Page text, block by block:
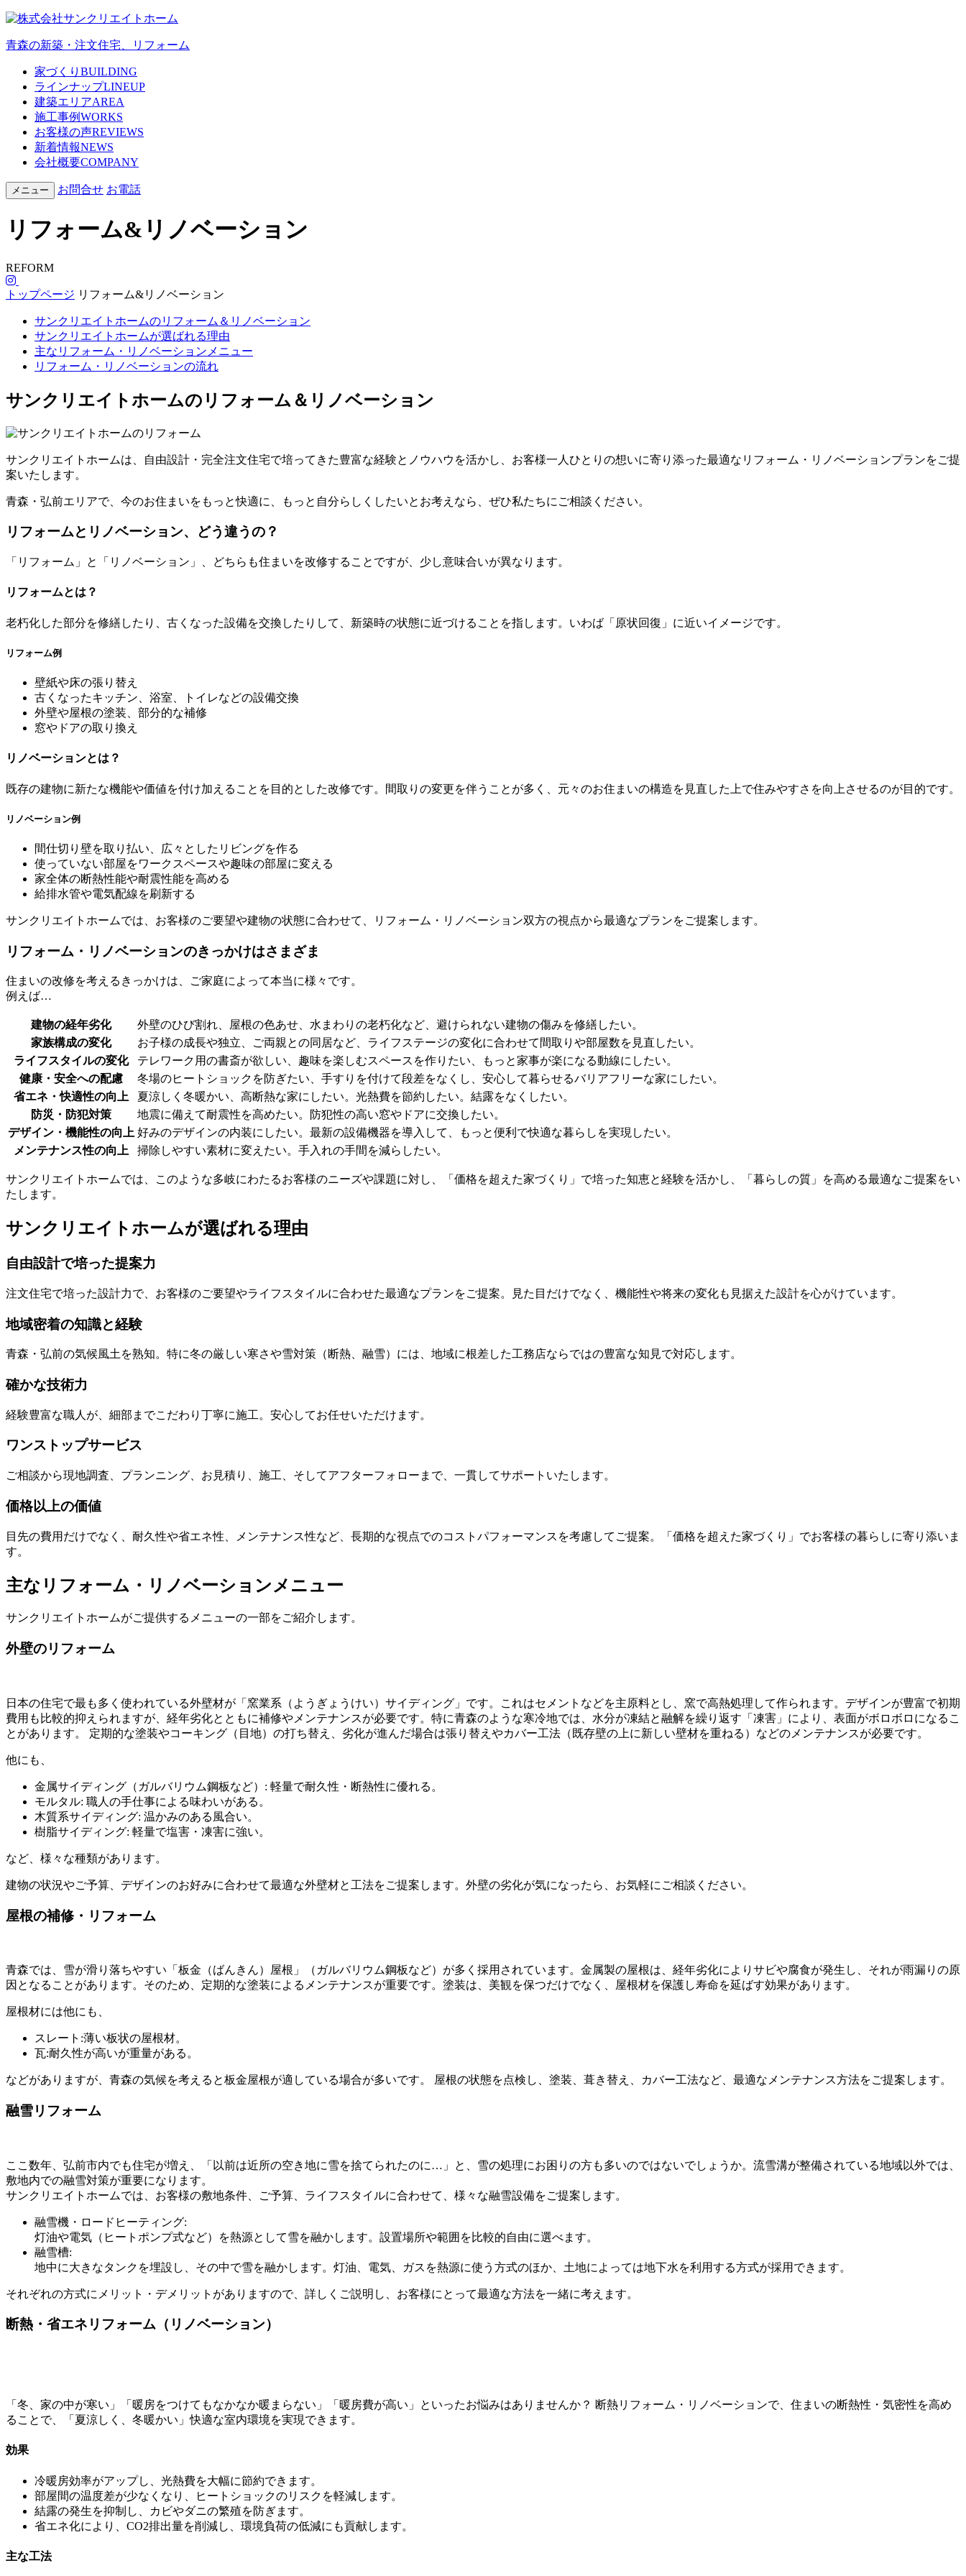
青森の新築・注文住宅、リフォーム
家づくり BUILDING
ラインナップLINEUP
建築エリアAREA
施工事例WORKS
お客様の声REVIEWS
新着情報NEWS
会社概要COMPANY
メニュー お問合せ お電話
リフォーム&リノベーション
REFORM
トップページ リフォーム&リノベーション
サンクリエイトホームのリフォーム＆リノベーション
サンクリエイトホームが選ばれる理由
主なリフォーム・リノベーションメニュー
リフォーム・リノベーションの流れ
サンクリエイトホームのリフォーム＆リノベーション
サンクリエイトホームは、自由設計・完全注文住宅で培ってきた豊富な経験とノウハウを活かし、お客様一人ひとりの想いに寄り添った最適なリフォーム・リノベーションプランをご提
案いたします。
青森・弘前エリアで、今のお住まいをもっと快適に、もっと自分らしくしたいとお考えなら、ぜひ私たちにご相談ください。
リフォームとリノベーション、どう違うの？
「リフォーム」と「リノベーション」、どちらも住まいを改修することですが、少し意味合いが異なります。
リフォームとは？
老朽化した部分を修繕したり、古くなった設備を交換したりして、新築時の状態に近づけることを指します。いわば「原状回復」に近いイメージです。
リフォーム例
壁紙や床の張り替え
古くなったキッチン、浴室、トイレなどの設備交換
外壁や屋根の塗装、部分的な補修
窓やドアの取り換え
リノベーションとは？
既存の建物に新たな機能や価値を付け加えることを目的とした改修です。間取りの変更を伴うことが多く、元々のお住まいの構造を見直した上で住みやすさを向上させるのが目的です。
リノベーション例
間仕切り壁を取り払い、広々としたリビングを作る
使っていない部屋をワークスペースや趣味の部屋に変える
家全体の断熱性能や耐震性能を高める
給排水管や電気配線を刷新する
サンクリエイトホームでは、お客様のご要望や建物の状態に合わせて、リフォーム・リノベーション双方の視点から最適なプランをご提案します。
リフォーム・リノベーションのきっかけはさまざま
住まいの改修を考えるきっかけは、ご家庭によって本当に様々です。
例えば…
建物の経年劣化
外壁のひび割れ、屋根の色あせ、水まわりの老朽化など、避けられない建物の傷みを修繕したい。
家族構成の変化
お子様の成長や独立、ご両親との同居など、ライフステージの変化に合わせて間取りや部屋数を見直したい。
ライフスタイルの変化
テレワーク用の書斎が欲しい、趣味を楽しむスペースを作りたい、もっと家事が楽になる動線にしたい。
健康・安全への配慮
冬場のヒートショックを防ぎたい、手すりを付けて段差をなくし、安心して暮らせるバリアフリーな家にしたい。
省エネ・快適性の向上
夏涼しく冬暖かい、高断熱な家にしたい。光熱費を節約したい。結露をなくしたい。
防災・防犯対策
地震に備えて耐震性を高めたい。防犯性の高い窓やドアに交換したい。
デザイン・機能性の向上 好みのデザインの内装にしたい。最新の設備機器を導入して、もっと便利で快適な暮らしを実現したい。
メンテナンス性の向上
掃除しやすい素材に変えたい。手入れの手間を減らしたい。
サンクリエイトホームでは、このような多岐にわたるお客様のニーズや課題に対し、「価格を超えた家づくり」で培った知恵と経験を活かし、「暮らしの質」を高める最適なご提案をい
たします。
サンクリエイトホームが選ばれる理由
自由設計で培った提案力
注文住宅で培った設計力で、お客様のご要望やライフスタイルに合わせた最適なプランをご提案。見た目だけでなく、機能性や将来の変化も見据えた設計を心がけています。
地域密着の知識と経験
青森・弘前の気候風土を熟知。特に冬の厳しい寒さや雪対策（断熱、融雪）には、地域に根差した工務店ならではの豊富な知見で対応します。
確かな技術力
経験豊富な職人が、細部までこだわり丁寧に施工。安心してお任せいただけます。
ワンストップサービス
ご相談から現地調査、プランニング、お見積り、施工、そしてアフターフォローまで、一貫してサポートいたします。
価格以上の価値
目先の費用だけでなく、耐久性や省エネ性、メンテナンス性など、長期的な視点でのコストパフォーマンスを考慮してご提案。「価格を超えた家づくり」でお客様の暮らしに寄り添いま
す。
主なリフォーム・リノベーションメニュー
サンクリエイトホームがご提供するメニューの一部をご紹介します。
外壁のリフォーム
日本の住宅で最も多く使われている外壁材が「窯業系（ようぎょうけい）サイディング」です。これはセメントなどを主原料とし、窯で高熱処理して作られます。デザインが豊富で初期
費用も比較的抑えられますが、経年劣化とともに補修やメンテナンスが必要です。特に青森のような寒冷地では、水分が凍結と融解を繰り返す「凍害」により、表面がボロボロになるこ
とがあります。 定期的な塗装やコーキング（目地）の打ち替え、劣化が進んだ場合は張り替えやカバー工法（既存壁の上に新しい壁材を重ねる）などのメンテナンスが必要です。
他にも、
金属サイディング（ガルバリウム鋼板など）: 軽量で耐久性・断熱性に優れる。
モルタル: 職人の手仕事による味わいがある。
木質系サイディング: 温かみのある風合い。
樹脂サイディング: 軽量で塩害・凍害に強い。
など、様々な種類があります。
建物の状況やご予算、デザインのお好みに合わせて最適な外壁材と工法をご提案します。外壁の劣化が気になったら、お気軽にご相談ください。
屋根の補修・リフォーム
青森では、雪が滑り落ちやすい「板金（ばんきん）屋根」（ガルバリウム鋼板など）が多く採用されています。金属製の屋根は、経年劣化によりサビや腐食が発生し、それが雨漏りの原
因となることがあります。そのため、定期的な塗装によるメンテナンスが重要です。塗装は、美観を保つだけでなく、屋根材を保護し寿命を延ばす効果があります。
屋根材には他にも、
スレート:薄い板状の屋根材。
瓦:耐久性が高いが重量がある。
などがありますが、青森の気候を考えると板金屋根が適している場合が多いです。 屋根の状態を点検し、塗装、葺き替え、カバー工法など、最適なメンテナンス方法をご提案します。
融雪リフォーム
ここ数年、弘前市内でも住宅が増え、「以前は近所の空き地に雪を捨てられたのに…」と、雪の処理にお困りの方も多いのではないでしょうか。流雪溝が整備されている地域以外では、
敷地内での融雪対策が重要になります。
サンクリエイトホームでは、お客様の敷地条件、ご予算、ライフスタイルに合わせて、様々な融雪設備をご提案します。
融雪機・ロードヒーティング:
灯油や電気（ヒートポンプ式など）を熱源として雪を融かします。設置場所や範囲を比較的自由に選べます。
融雪槽:
地中に大きなタンクを埋設し、その中で雪を融かします。灯油、電気、ガスを熱源に使う方式のほか、土地によっては地下水を利用する方式が採用できます。
それぞれの方式にメリット・デメリットがありますので、詳しくご説明し、お客様にとって最適な方法を一緒に考えます。
断熱・省エネリフォーム（リノベーション）
「冬、家の中が寒い」「暖房をつけてもなかなか暖まらない」「暖房費が高い」といったお悩みはありませんか？ 断熱リフォーム・リノベーションで、住まいの断熱性・気密性を高め
ることで、「夏涼しく、冬暖かい」快適な室内環境を実現できます。
効果
冷暖房効率がアップし、光熱費を大幅に節約できます。
部屋間の温度差が少なくなり、ヒートショックのリスクを軽減します。
結露の発生を抑制し、カビやダニの繁殖を防ぎます。
省エネ化により、CO2排出量を削減し、環境負荷の低減にも貢献します。
主な工法